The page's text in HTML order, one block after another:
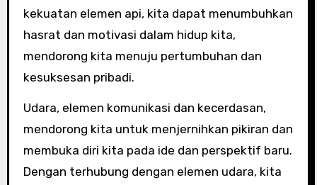
kekuatan elemen api, kita dapat menumbuhkan
hasrat dan motivasi dalam hidup kita,
mendorong kita menuju pertumbuhan dan
kesuksesan pribadi.
Udara, elemen komunikasi dan kecerdasan,
mendorong kita untuk menjernihkan pikiran dan
membuka diri kita pada ide dan perspektif baru.
Dengan terhubung dengan elemen udara, kita